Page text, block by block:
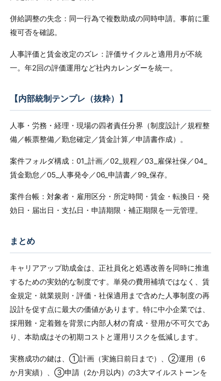
併給調整の失念：同一行為で複数助成の同時申請。事前に重
複可否を確認。
人事評価と賃金改定のズレ：評価サイクルと適用月が不統
一。年2回の評価運用など社内カレンダーを統一。
【内部統制テンプレ（抜粋）】
人事・労務・経理・現場の四者責任分界（制度設計／規程整
備／帳票整備／勤怠確定／賃金計算／申請書作成）。
案件フォルダ構成：01_計画／02_規程／03_雇保社保／04_
賃金勤怠／05_人事発令／06_申請書／99_保存。
案件台帳：対象者・雇用区分・所定時間・賃金・転換日・発
効日・届出日・支払日・申請期限・補正期限を一元管理。
まとめ
キャリアアップ助成金は、正社員化と処遇改善を同時に推進
するための実効的な制度です。単発の費用補填ではなく、賃
金規定・就業規則・評価・社保適用まで含めた人事制度の再
設計を促す点に最大の価値があります。特に中小企業では、
採用難・定着難を背景に内部人材の育成・登用が不可欠であ
り、本助成はその初期コストと運用リスクを低減します。
実務成功の鍵は、①計画（実施日前日まで）、②運用（6
か月実績）、③申請（2か月以内）の3大マイルストーンを